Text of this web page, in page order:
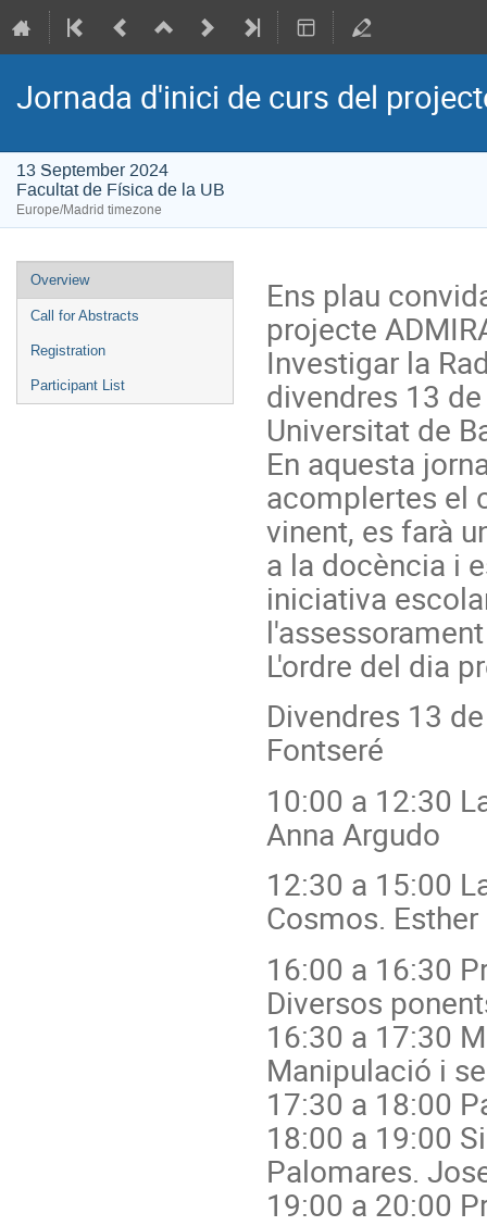
Jornada d'inici de curs del
13 September 2024
Facultat de Física de la UB
Europe/Madrid timezone
Event
menu
Overview
Call for Abstracts
Registration
Participant List
Ens plau
projecte
Investigar la
divendres 13
Universitat de
En aquesta
acomplertes el
vinent, es farà
a la docència i
iniciativa
L'ordre del dia
Divendres 13
Fontseré
10:00 a 12:30
Anna Argudo
12:30 a 15:00
Cosmos.
16:00 a 16:30
Diversos
16:30 a 17:30
Manipulació i
17:30 a 18:00
18:00 a 19:00
Palomares.
19:00 a 20:00